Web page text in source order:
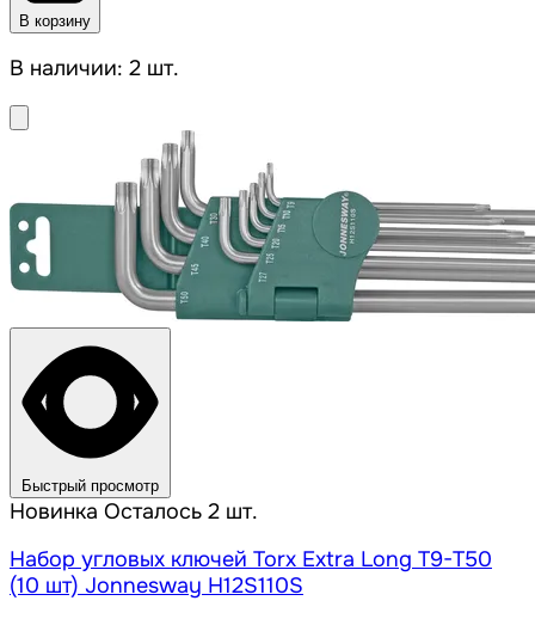
В корзину
В наличии: 2 шт.
Быстрый просмотр
Новинка Осталось 2 шт.
Набор угловых ключей Torx Extra Long Т9-Т50
(10 шт) Jonnesway H12S110S